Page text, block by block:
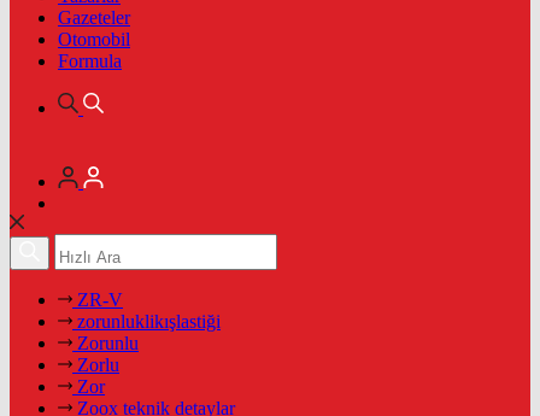
Gazeteler
Otomobil
Formula
ZR-V
zorunluklikışlastiği
Zorunlu
Zorlu
Zor
Zoox teknik detaylar